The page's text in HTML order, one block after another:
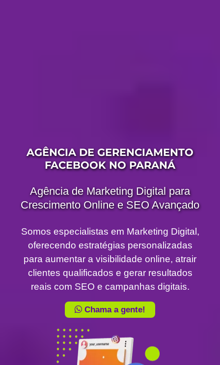
AGÊNCIA DE GERENCIAMENTO
FACEBOOK NO PARANÁ
Agência de Marketing Digital para
Crescimento Online e SEO Avançado
Somos especialistas em Marketing Digital,
oferecendo estratégias personalizadas
para aumentar a visibilidade online, atrair
clientes qualificados e gerar resultados
reais com SEO e campanhas digitais.
Chama a gente!